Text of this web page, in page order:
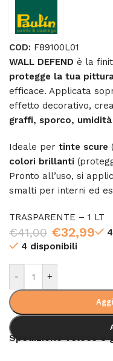
COD: F89100L01
WALL DEFEND è la
protegge la tua
efficace. Applicata
effetto decorativo,
graffi, sporco,
Ideale per tinte scure
colori brillanti
Pronto all’uso, si
smalti per interni ed
TRASPARENTE – 1 LT
€41,00 €32,99
4 disponibili
- +
Spedizione veloce e